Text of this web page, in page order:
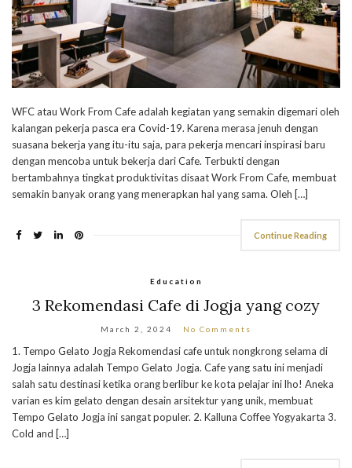
WFC atau Work From Cafe adalah kegiatan yang semakin digemari oleh
kalangan pekerja pasca era Covid-19. Karena merasa jenuh dengan
suasana bekerja yang itu-itu saja, para pekerja mencari inspirasi baru
dengan mencoba untuk bekerja dari Cafe. Terbukti dengan
bertambahnya tingkat produktivitas disaat Work From Cafe, membuat
semakin banyak orang yang menerapkan hal yang sama. Oleh […]
Continue Reading
Education
3 Rekomendasi Cafe di Jogja yang cozy
March 2, 2024 No Comments
1. Tempo Gelato Jogja Rekomendasi cafe untuk nongkrong selama di
Jogja lainnya adalah Tempo Gelato Jogja. Cafe yang satu ini menjadi
salah satu destinasi ketika orang berlibur ke kota pelajar ini lho! Aneka
varian es kim gelato dengan desain arsitektur yang unik, membuat
Tempo Gelato Jogja ini sangat populer. 2. Kalluna Coffee Yogyakarta 3.
Cold and […]